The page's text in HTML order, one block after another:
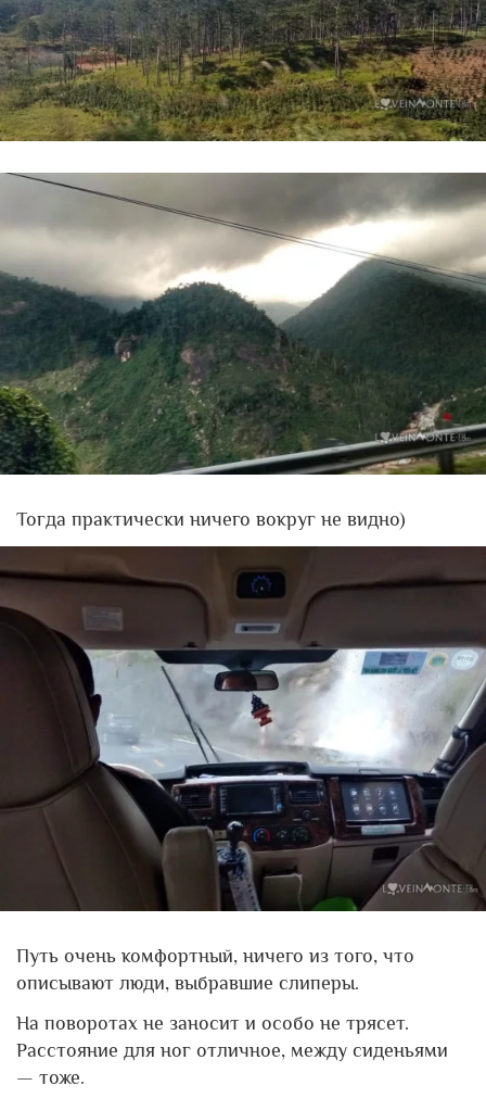
Тогда практически ничего вокруг не видно)
Путь очень комфортный, ничего из того, что
описывают люди, выбравшие слиперы.
На поворотах не заносит и особо не трясет.
Расстояние для ног отличное, между сиденьями
— тоже.